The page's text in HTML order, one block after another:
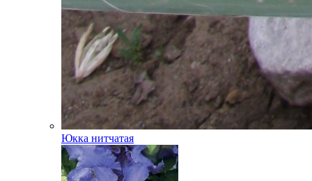
Юкка нитчатая